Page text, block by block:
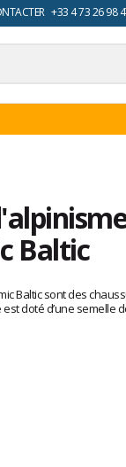
+33 4 73 26 98
Baltic
Baltic sont des
doté d’une semelle